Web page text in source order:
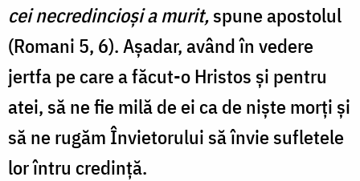
cei necredincioşi a murit,spune apostolul
(Romani 5, 6). Aşadar, având în vedere
jertfa pe care a făcut-o Hristos şi pentru
atei, să ne fie milă de ei ca de nişte morţi şi
să ne rugăm Învietorului să învie sufletele
lor întru credinţă.